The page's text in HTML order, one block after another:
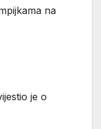
na
je o